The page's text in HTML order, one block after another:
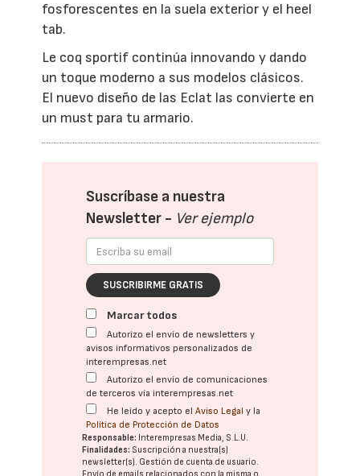
fosforescentes en la suela exterior y el heel
tab.
Le coq sportif continúa innovando y dando
un toque moderno a sus modelos clásicos.
El nuevo diseño de las Eclat las convierte en
un must para tu armario.
Suscríbase a nuestra
Newsletter - Ver ejemplo
SUSCRIBIRME GRATIS
Marcar todos
Autorizo el envío de newsletters y
avisos informativos personalizados de
interempresas.net
Autorizo el envío de comunicaciones
de terceros vía interempresas.net
He leído y acepto elAviso Legal y la
Política de Protección de Datos
Responsable: Interempresas Media, S.L.U.
Finalidades: Suscripción a nuestra(s)
newsletter(s). Gestión de cuenta de usuario.